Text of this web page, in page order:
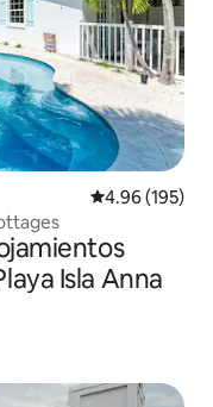
Calificación
4.96 (195)
Isla Anna